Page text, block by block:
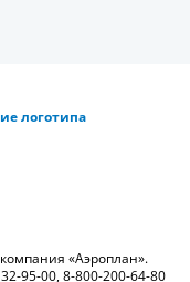
логотипа
«Аэроплан».
95-00,8-800-200-64-80